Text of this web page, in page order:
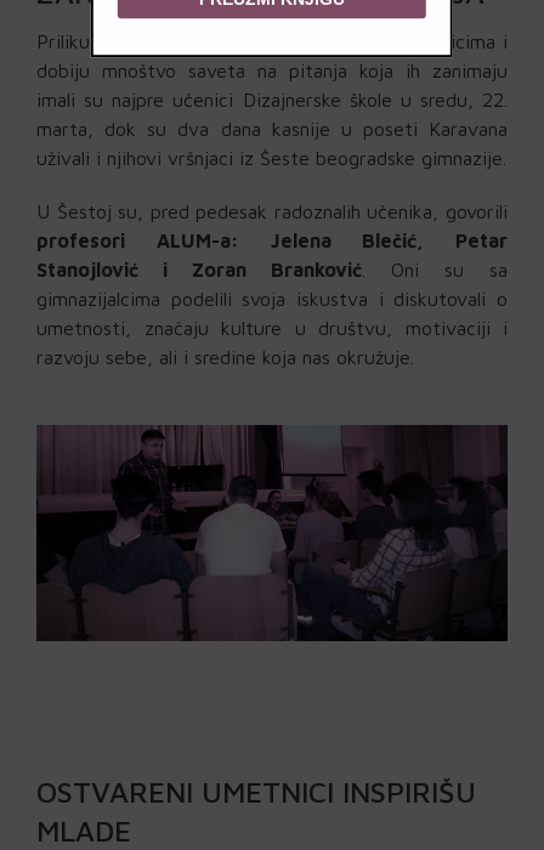
Priliku da uživaju u diskusiji sa cenjenim umetnicima i
dobiju mnoštvo saveta na pitanja koja ih zanimaju
imali su najpre učenici Dizajnerske škole u sredu, 22.
marta, dok su dva dana kasnije u poseti Karavana
uživali i njihovi vršnjaci iz Šeste beogradske gimnazije.
U Šestoj su, pred pedesak radoznalih učenika, govorili
profesori ALUM-a: Jelena Blečić, Petar
Stanojlović i Zoran Branković . Oni su sa
gimnazijalcima podelili svoja iskustva i diskutovali o
umetnosti, značaju kulture u društvu, motivaciji i
razvoju sebe, ali i sredine koja nas okružuje.
OSTVARENI UMETNICI INSPIRIŠU
MLADE